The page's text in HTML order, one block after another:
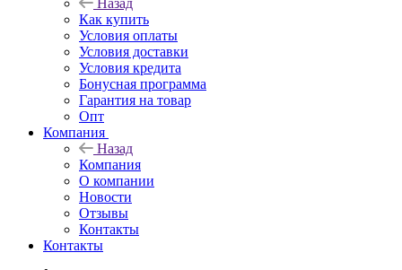
Назад
Как купить
Условия оплаты
Условия доставки
Условия кредита
Бонусная программа
Гарантия на товар
Опт
Компания
Назад
Компания
О компании
Новости
Отзывы
Контакты
Контакты